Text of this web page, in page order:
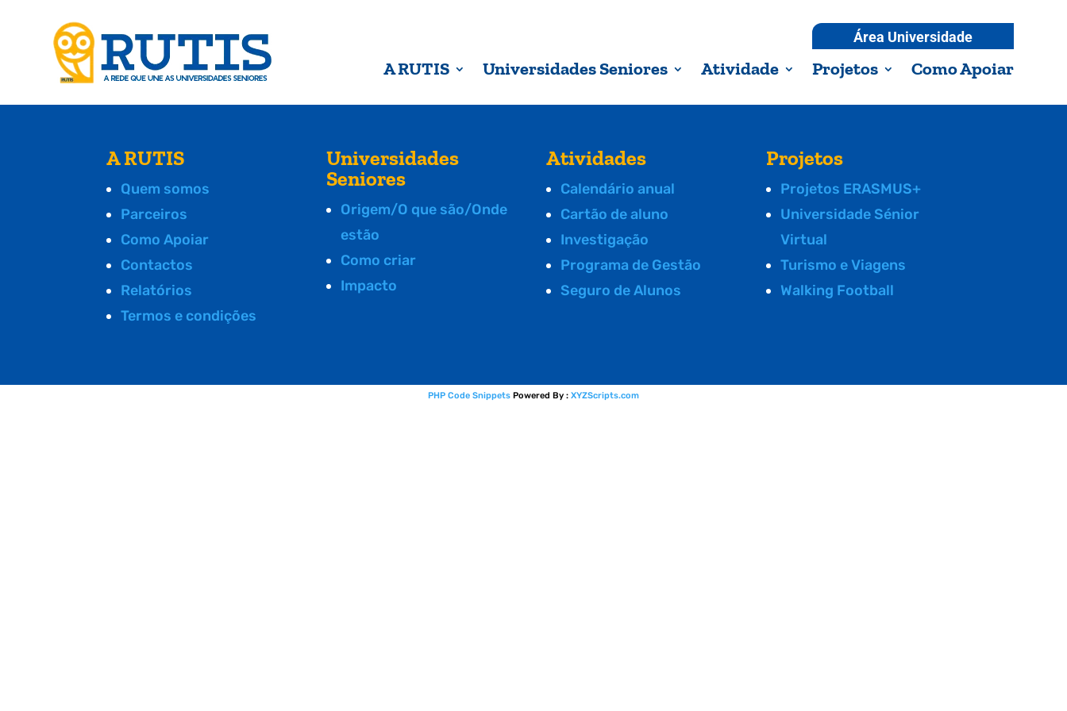
Área Universidade
A RUTIS Universidades Seniores Atividade Projetos Como Apoiar
A RUTIS
Quem somos
Parceiros
Como Apoiar
Contactos
Relatórios
Termos e condições
Universidades
Seniores
Origem/O que são/Onde
estão
Como criar
Impacto
Atividades
Calendário anual
Cartão de aluno
Investigação
Programa de Gestão
Seguro de Alunos
Projetos
Projetos ERASMUS+
Universidade Sénior
Virtual
Turismo e Viagens
Walking Football
PHP Code Snippets Powered By : XYZScripts.com